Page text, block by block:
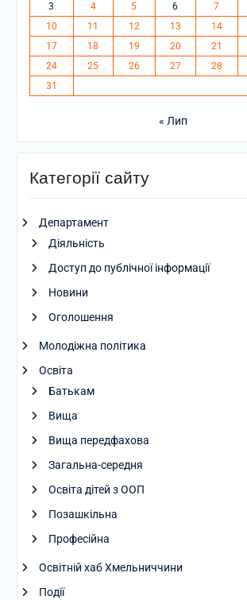
3
4 5 6 7
10
11 12 13 14
17
18 19 20 21
24
25 26 27 28
31
« Лип
Категорії сайту
Департамент
Діяльність
Доступ до публічної інформації
Новини
Оголошення
Молодіжна політика
Освіта
Батькам
Вища
Вища передфахова
Загальна-середня
Освіта дітей з ООП
Позашкільна
Професійна
Освітній хаб Хмельниччини
Події